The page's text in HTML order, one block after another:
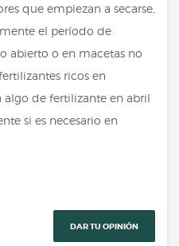
que empiezan a secarse,
el período de
abierto o en macetas no
ricos en
algo de fertilizante en abril
si es necesario en
DAR TU OPINIÓN